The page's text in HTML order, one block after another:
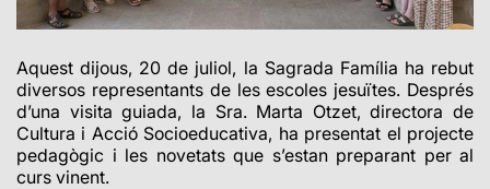
Aquest dijous, 20 de juliol, la Sagrada Família ha rebut
diversos representants de les escoles jesuïtes. Després
d’una visita guiada, la Sra. Marta Otzet, directora de
Cultura i Acció Socioeducativa, ha presentat el projecte
pedagògic i les novetats que s’estan preparant per al
curs vinent.